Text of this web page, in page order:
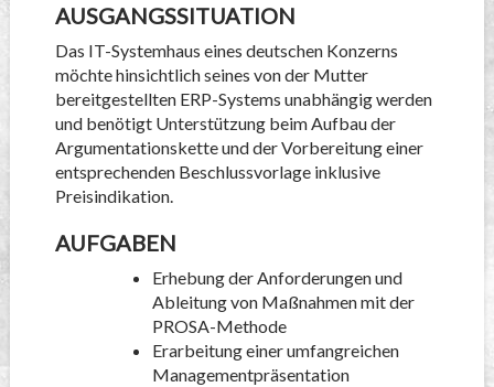
AUSGANGSSITUATION
Das IT-Systemhaus eines deutschen Konzerns
möchte hinsichtlich seines von der Mutter
bereitgestellten ERP-Systems unabhängig werden
und benötigt Unterstützung beim Aufbau der
Argumentationskette und der Vorbereitung einer
entsprechenden Beschlussvorlage inklusive
Preisindikation.
AUFGABEN
Erhebung der Anforderungen und
Ableitung von Maßnahmen mit der
PROSA-Methode
Erarbeitung einer umfangreichen
Managementpräsentation